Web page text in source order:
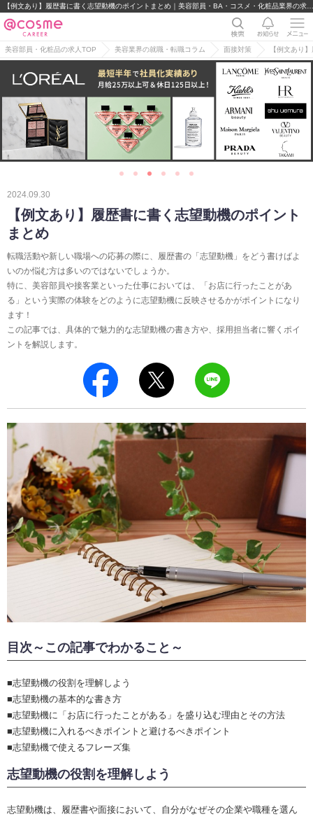
美容部員・化粧品の求人TOP 美容業界の就職・転職コラム 面接対策 【例文あり
2024.09.30
【例文あり】履歴書に書く志望動機のポイント
まとめ
転職活動や新しい職場への応募の際に、履歴書の「志望動機」をどう書けばよ
いのか悩む方は多いのではないでしょうか。
特に、美容部員や接客業といった仕事においては、「お店に行ったことがあ
る」という実際の体験をどのように志望動機に反映させるかがポイントになり
ます！
この記事では、具体的で魅力的な志望動機の書き方や、採用担当者に響くポイ
ントを解説します。
目次～この記事でわかること～
■志望動機の役割を理解しよう
■志望動機の基本的な書き方
■志望動機に「お店に行ったことがある」を盛り込む理由とその方法
■志望動機に入れるべきポイントと避けるべきポイント
■志望動機で使えるフレーズ集
志望動機の役割を理解しよう
志望動機は、履歴書や面接において、自分がなぜその企業や職種を選ん